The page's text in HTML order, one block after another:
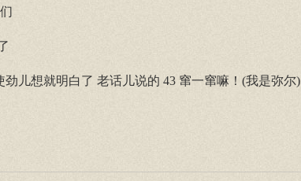
劲儿想就明白了 老话儿说的 43 窜一窜嘛！(我是弥尔)